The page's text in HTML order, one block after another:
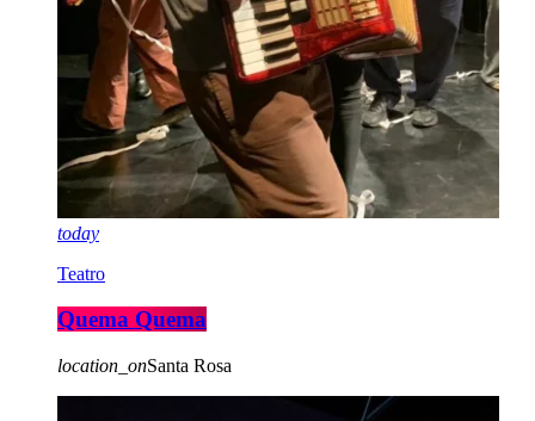
today
Teatro
Quema Quema
location_onSanta Rosa